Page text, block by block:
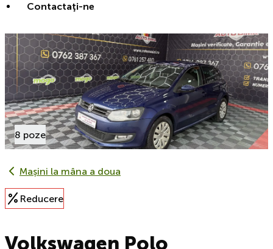
Contactaţi-ne
8 poze
Mașini la mâna a doua
Reducere
Volkswagen Polo